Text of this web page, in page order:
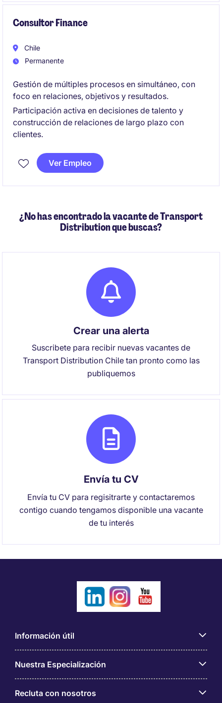
Consultor Finance
Chile
Permanente
Gestión de múltiples procesos en simultáneo, con
foco en relaciones, objetivos y resultados.
Participación activa en decisiones de talento y
construcción de relaciones de largo plazo con
clientes.
Ver Empleo
¿No has encontrado la vacante de Transport
Distribution que buscas?
Crear una alerta
Suscribete para recibir nuevas vacantes de
Transport Distribution Chile tan pronto como las
publiquemos
Envía tu CV
Envía tu CV para regisitrarte y contactaremos
contigo cuando tengamos disponible una vacante
de tu interés
Información útil
Nuestra Especialización
Recluta con nosotros